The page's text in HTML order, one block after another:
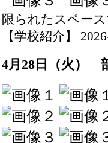
限られたスペー
【学校紹介】
4月28日（火）